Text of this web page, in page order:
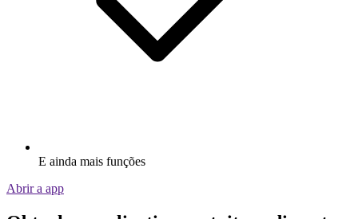
E ainda mais funções
Abrir a app